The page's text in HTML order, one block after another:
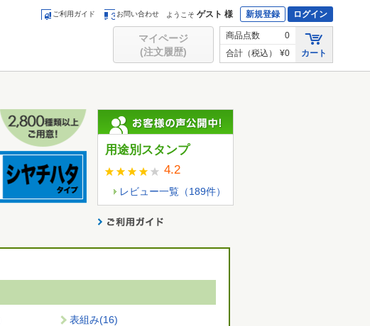
ご利用ガイド お問い合わせ ようこそ ゲスト 様 新規登録 ログイン
マイページ
(注文履歴)
商品点数
0
合計（税込）
¥0 カート
用途別スタンプ
4.2
レビュー一覧（189件）
表組み(16)